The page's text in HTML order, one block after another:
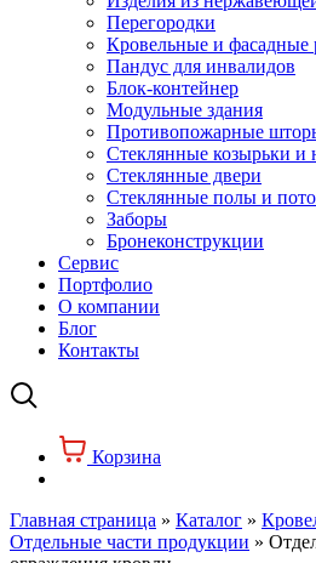
Перегородки
Кровельные и фасадные
Пандус для инвалидов
Блок-контейнер
Модульные здания
Противопожарные
Стеклянные козырьки и
Стеклянные двери
Стеклянные полы и
Заборы
Бронеконструкции
Сервис
Портфолио
О компании
Блог
Контакты
Корзина
Главная страница » Каталог »
Отдельные части продукции »